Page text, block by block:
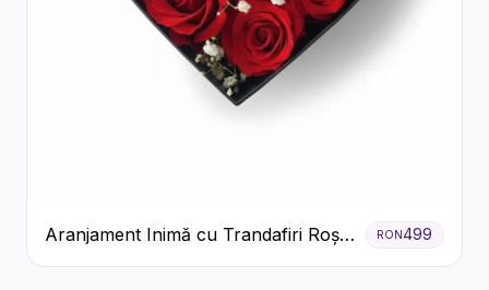
Aranjament Inimă cu Trandafiri Roșii
și Floarea Miresei
RON499